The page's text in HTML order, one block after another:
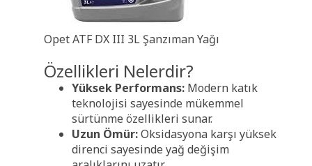
Opet ATF DX III 3L Şanzıman Yağı
Özellikleri Nelerdir?
Yüksek Performans: Modern katık
teknolojisi sayesinde mükemmel
sürtünme özellikleri sunar.
Uzun Ömür:Oksidasyona karşı yüksek
direnci sayesinde yağ değişim